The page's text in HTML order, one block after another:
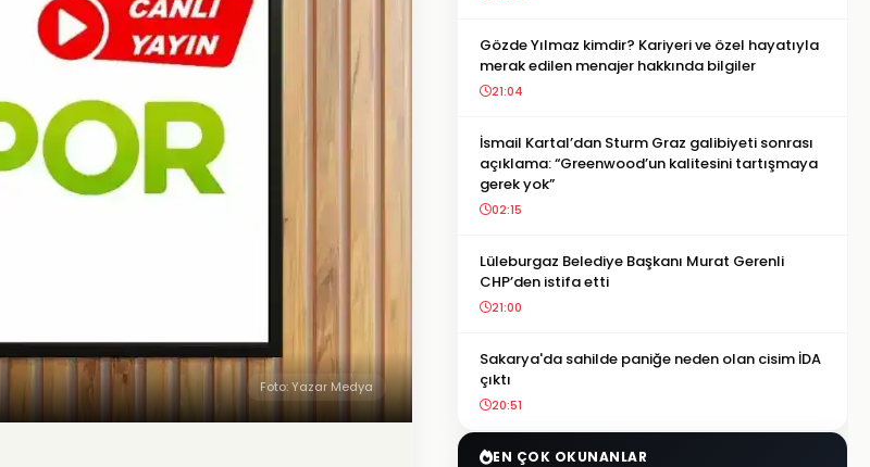
Foto: Yazar Medya
Gözde Yılmaz kimdir? Kariyeri ve özel hayatıyla
merak edilen menajer hakkında bilgiler
21:04
İsmail Kartal’dan Sturm Graz galibiyeti sonrası
açıklama: “Greenwood’un kalitesini tartışmaya
gerek yok”
02:15
Lüleburgaz Belediye Başkanı Murat Gerenli
CHP’den istifa etti
21:00
Sakarya'da sahilde paniğe neden olan cisim İDA
çıktı
20:51
EN ÇOK OKUNANLAR